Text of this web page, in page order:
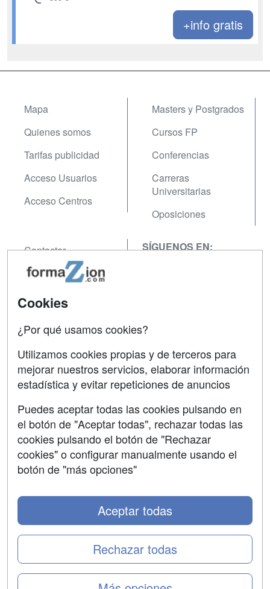
+info gratis
Mapa
Quienes somos
Tarifas publicidad
Acceso Usuarios
Acceso Centros
Masters y Postgrados
Cursos FP
Conferencias
Carreras
Universitarias
Oposiciones
Contactar
Confidencialidad
Aviso legal
SÍGUENOS EN:
Grupo formazion:
Copyright 2000-2026 Formazion Web, S.L. - Calle
Fermín Caballero, 62 - 28034 Madrid Tel: 91 533 70 78
Cookies
¿Por qué usamos cookies?
Utilizamos cookies propias y de terceros para
mejorar nuestros servicios, elaborar información
estadística y evitar repeticiones de anuncios
Puedes aceptar todas las cookies pulsando en
el botón de "Aceptar todas", rechazar todas las
cookies pulsando el botón de "Rechazar
cookies" o configurar manualmente usando el
botón de "más opciones"
Rechazar todas
Aceptar todas